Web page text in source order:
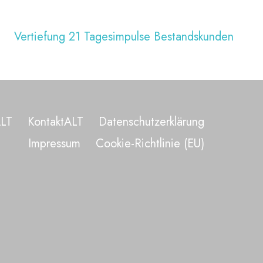
Vertiefung 21 Tagesimpulse Bestandskunden
KontaktALT
Datenschutzerklärung
Impressum
Cookie-Richtlinie (EU)